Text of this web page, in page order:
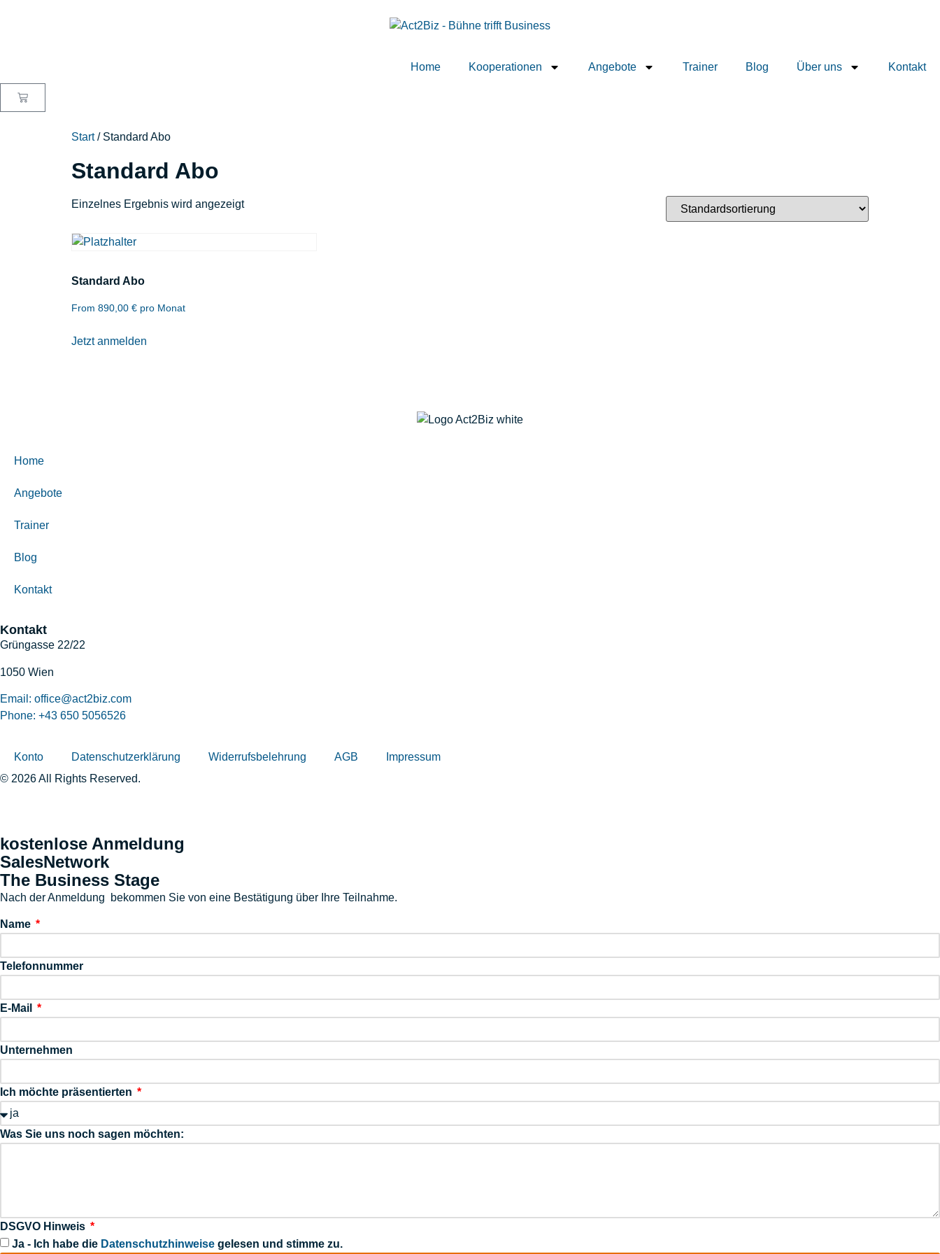
Home Kooperationen Angebote Trainer Blog Über uns Kontakt
Start/ Standard Abo
Standard Abo
Einzelnes Ergebnis wird angezeigt
Standard Abo
From 890,00 € pro Monat
Jetzt anmelden
Home
Angebote
Trainer
Blog
Kontakt
Kontakt
Grüngasse 22/22
1050 Wien
Email: office@act2biz.com
Phone: +43 650 5056526
Konto Datenschutzerklärung Widerrufsbelehrung AGB
Impressum
© 2026 All Rights Reserved.
kostenlose Anmeldung
SalesNetwork
The Business Stage
Nach der Anmeldung bekommen Sie von eine Bestätigung über Ihre Teilnahme.
Name
Telefonnummer
E-Mail
Unternehmen
Ich möchte präsentierten
Was Sie uns noch sagen möchten:
DSGVO Hinweis
Ja - Ich habe die Datenschutz­hinweise gelesen und stimme zu.